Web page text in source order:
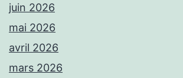
juin 2026
mai 2026
avril 2026
mars 2026